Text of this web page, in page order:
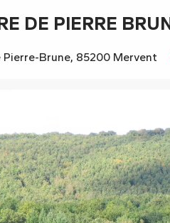
DE PIERRE
Brune, 85200 Mervent